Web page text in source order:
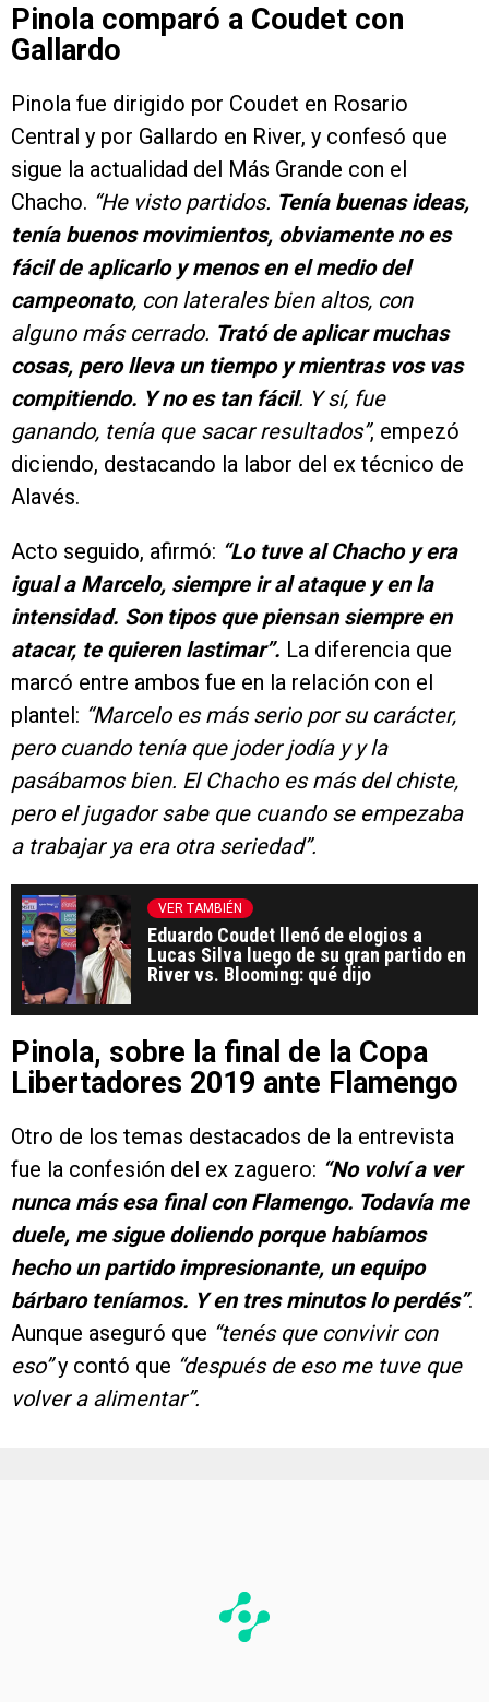
Pinola comparó a Coudet con
Gallardo
Pinola fue dirigido por Coudet en Rosario
Central y por Gallardo en River, y confesó que
sigue la actualidad del Más Grande con el
Chacho. “He visto partidos. Tenía buenas ideas,
tenía buenos movimientos, obviamente no es
fácil de aplicarlo y menos en el medio del
campeonato, con laterales bien altos, con
alguno más cerrado. Trató de aplicar muchas
cosas, pero lleva un tiempo y mientras vos vas
compitiendo. Y no es tan fácil. Y sí, fue
ganando, tenía que sacar resultados”, empezó
diciendo, destacando la labor del ex técnico de
Alavés.
Acto seguido, afirmó: “Lo tuve al Chacho y era
igual a Marcelo, siempre ir al ataque y en la
intensidad. Son tipos que piensan siempre en
atacar, te quieren lastimar”. La diferencia que
marcó entre ambos fue en la relación con el
plantel: “Marcelo es más serio por su carácter,
pero cuando tenía que joder jodía y y la
pasábamos bien. El Chacho es más del chiste,
pero el jugador sabe que cuando se empezaba
a trabajar ya era otra seriedad”.
VER TAMBIÉN
Eduardo Coudet llenó de elogios a
Lucas Silva luego de su gran partido en
River vs. Blooming: qué dijo
Pinola, sobre la final de la Copa
Libertadores 2019 ante Flamengo
Otro de los temas destacados de la entrevista
fue la confesión del ex zaguero: “No volví a ver
nunca más esa final con Flamengo. Todavía me
duele, me sigue doliendo porque habíamos
hecho un partido impresionante, un equipo
bárbaro teníamos. Y en tres minutos lo perdés”.
Aunque aseguró que “tenés que convivir con
eso”y contó que “después de eso me tuve que
volver a alimentar”.